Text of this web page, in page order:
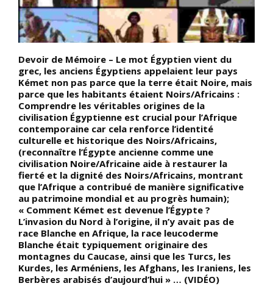
Devoir de Mémoire – Le mot Égyptien vient du
grec, les anciens Égyptiens appelaient leur pays
Kémet non pas parce que la terre était Noire, mais
parce que les habitants étaient Noirs/Africains :
Comprendre les véritables origines de la
civilisation Égyptienne est crucial pour l’Afrique
contemporaine car cela renforce l’identité
culturelle et historique des Noirs/Africains,
(reconnaître l’Égypte ancienne comme une
civilisation Noire/Africaine aide à restaurer la
fierté et la dignité des Noirs/Africains, montrant
que l’Afrique a contribué de manière significative
au patrimoine mondial et au progrès humain);
« Comment Kémet est devenue l’Égypte ?
L’invasion du Nord à l’origine, il n’y avait pas de
race Blanche en Afrique, la race leucoderme
Blanche était typiquement originaire des
montagnes du Caucase, ainsi que les Turcs, les
Kurdes, les Arméniens, les Afghans, les Iraniens, les
Berbères arabisés d’aujourd’hui » … (VIDÉO)